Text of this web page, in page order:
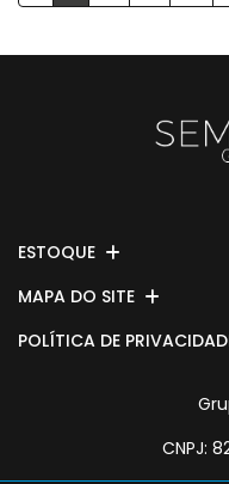
ESTOQUE
MAPA DO SITE
POLÍTICA DE
CNPJ: